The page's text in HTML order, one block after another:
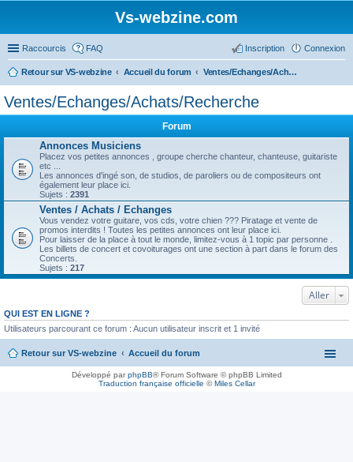
Vs-webzine.com
Raccourcis FAQ Connexion
Inscription
Retour sur VS-webzine Accueil du forum Ventes/Echanges/Achats/Recherche
Ventes/Echanges/Achats/Recherche
Forum
Annonces Musiciens
Placez vos petites annonces , groupe cherche chanteur, chanteuse, guitariste
etc ...
Les annonces d'ingé son, de studios, de paroliers ou de compositeurs ont
également leur place ici.
Sujets : 2391
Ventes / Achats / Echanges
Vous vendez votre guitare, vos cds, votre chien ??? Piratage et vente de
promos interdits ! Toutes les petites annonces ont leur place ici.
Pour laisser de la place à tout le monde, limitez-vous à 1 topic par personne .
Les billets de concert et covoiturages ont une section à part dans le forum des
Concerts.
Sujets : 217
Aller
QUI EST EN LIGNE ?
Utilisateurs parcourant ce forum : Aucun utilisateur inscrit et 1 invité
Retour sur VS-webzine Accueil du forum
Développé parphpBB® Forum Software © phpBB Limited
Traduction française officielle ©Miles Cellar